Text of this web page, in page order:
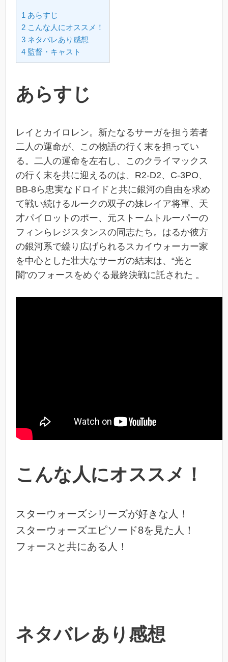
1 あらすじ
2 こんな人にオススメ！
3 ネタバレあり感想
4 監督・キャスト
あらすじ
レイとカイロレン。新たなるサーガを担う若者
二人の運命が、この物語の行く末を担ってい
る。二人の運命を左右し、このクライマックス
の行く末を共に迎えるのは、R2-D2、C-3PO、
BB-8ら忠実なドロイドと共に銀河の自由を求め
て戦い続けるルークの双子の妹レイア将軍、天
才パイロットのポー、元ストームトルーパーの
フィンらレジスタンスの同志たち。はるか彼方
の銀河系で繰り広げられるスカイウォーカー家
を中心とした壮大なサーガの結末は、“光と
闇”のフォースをめぐる最終決戦に託された 。
こんな人にオススメ！
スターウォーズシリーズが好きな人！
スターウォーズエピソード8を見た人！
フォースと共にある人！
ネタバレあり感想